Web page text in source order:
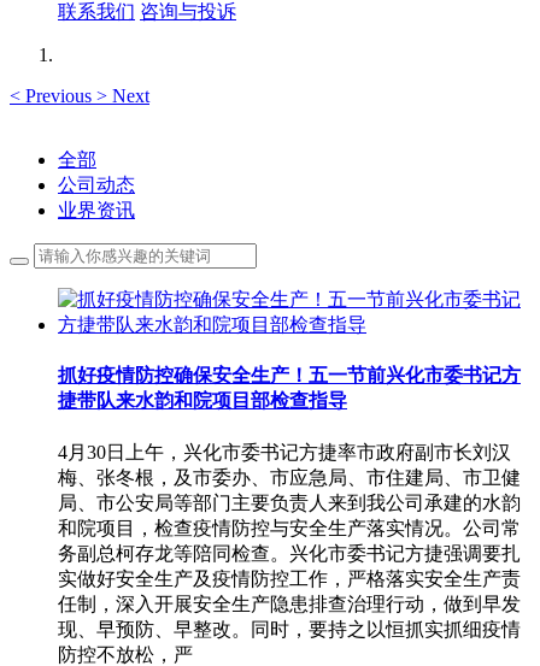
联系我们 咨询与投诉
< Previous > Next
全部
公司动态
业界资讯
抓好疫情防控确保安全生产！五一节前兴化市委书记方
捷带队来水韵和院项目部检查指导
4月30日上午，兴化市委书记方捷率市政府副市长刘汉
梅、张冬根，及市委办、市应急局、市住建局、市卫健
局、市公安局等部门主要负责人来到我公司承建的水韵
和院项目，检查疫情防控与安全生产落实情况。公司常
务副总柯存龙等陪同检查。兴化市委书记方捷强调要扎
实做好安全生产及疫情防控工作，严格落实安全生产责
任制，深入开展安全生产隐患排查治理行动，做到早发
现、早预防、早整改。同时，要持之以恒抓实抓细疫情
防控不放松，严